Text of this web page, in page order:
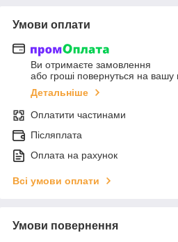
Умови оплати
Ви отримаєте замовлення
або гроші повернуться на вашу
Детальніше
Оплатити частинами
Післяплата
Оплата на рахунок
Всі умови оплати
Умови повернення